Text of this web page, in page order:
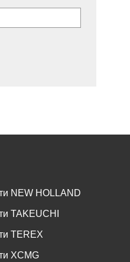
NEW HOLLAND
TAKEUCHI
TEREX
XCMG